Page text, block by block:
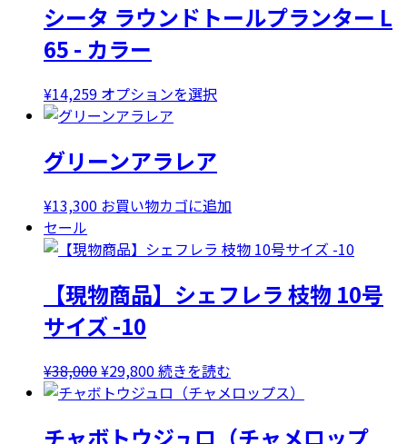
シータ ラウンドトールプランター L
65 - カラー
¥14,259 オプションを選択
に
は
数
バ
リ
シ
ョ
グリーンアラレア
¥13,300 お買い物カゴに追加
セール
【現物商品】シェフレラ 枝物 10号
サイズ -10
¥38,000元
の
格
¥29,800現
在
価
続きを読む
チャボトウジュロ（チャメロップ